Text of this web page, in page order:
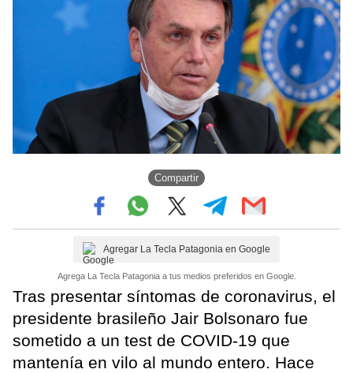
Compartir
Agregar La Tecla Patagonia en Google
Agrega La Tecla Patagonia a tus medios preferidos en Google.
Tras presentar síntomas de coronavirus, el
presidente brasileño Jair Bolsonaro fue
sometido a un test de COVID-19 que
mantenía en vilo al mundo entero. Hace